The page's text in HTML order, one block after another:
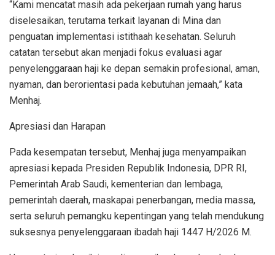
“Kami mencatat masih ada pekerjaan rumah yang harus
diselesaikan, terutama terkait layanan di Mina dan
penguatan implementasi istithaah kesehatan. Seluruh
catatan tersebut akan menjadi fokus evaluasi agar
penyelenggaraan haji ke depan semakin profesional, aman,
nyaman, dan berorientasi pada kebutuhan jemaah,” kata
Menhaj.
Apresiasi dan Harapan
Pada kesempatan tersebut, Menhaj juga menyampaikan
apresiasi kepada Presiden Republik Indonesia, DPR RI,
Pemerintah Arab Saudi, kementerian dan lembaga,
pemerintah daerah, maskapai penerbangan, media massa,
serta seluruh pemangku kepentingan yang telah mendukung
suksesnya penyelenggaraan ibadah haji 1447 H/2026 M.